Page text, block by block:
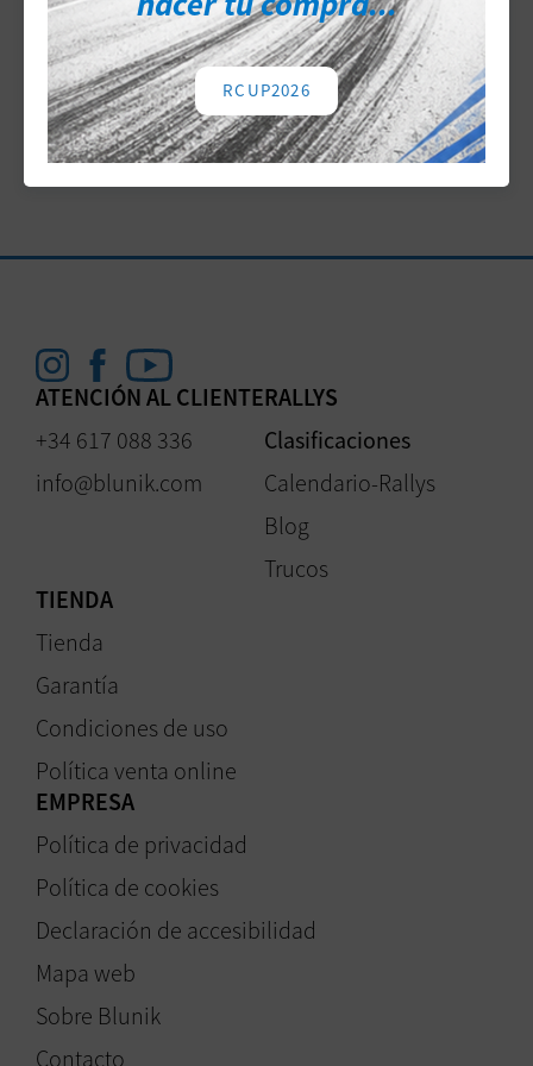
»
CLASSEMENT GENERAL DEFINITIF.pdf
Noticia anterior Noticia siguiente
ATENCIÓN AL CLIENTE
+34 617 088 336
info@blunik.com
RALLYS
Clasificaciones
Calendario-Rallys
Blog
Trucos
TIENDA
Tienda
Garantía
Condiciones de uso
Política venta online
EMPRESA
Política de privacidad
Política de cookies
Declaración de accesibilidad
Mapa web
Sobre Blunik
Contacto
RCUP2026